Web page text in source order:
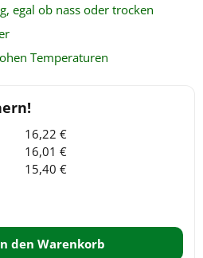
egal ob nass oder trocken
Temperaturen
16,22 €
16,01 €
15,40 €
den Warenkorb